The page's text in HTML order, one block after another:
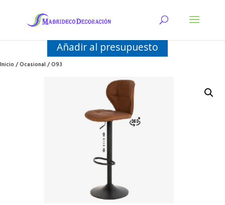
Añadir al presupuesto
Inicio/Ocasional/ O93